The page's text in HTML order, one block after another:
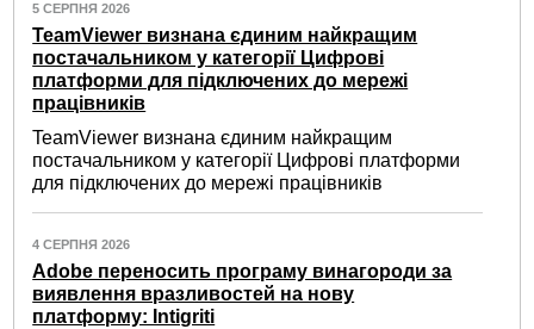
5 СЕРПНЯ 2026
TeamViewer визнана єдиним найкращим
постачальником у категорії Цифрові
платформи для підключених до мережі
працівників
TeamViewer визнана єдиним найкращим
постачальником у категорії Цифрові платформи
для підключених до мережі працівників
4 СЕРПНЯ 2026
Adobe переносить програму винагороди за
виявлення вразливостей на нову
платформу: Intigriti